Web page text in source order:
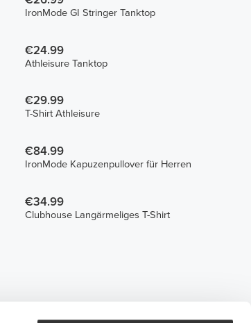
IronMode GI Stringer Tanktop
€24.99
Athleisure Tanktop
€29.99
T-Shirt Athleisure
€84.99
IronMode Kapuzenpullover für Herren
€34.99
Clubhouse Langärmeliges T-Shirt